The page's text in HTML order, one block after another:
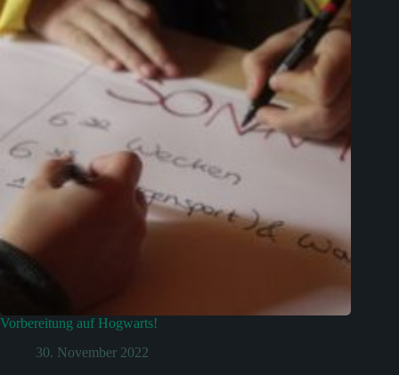
Vorbereitung auf Hogwarts!
30. November 2022